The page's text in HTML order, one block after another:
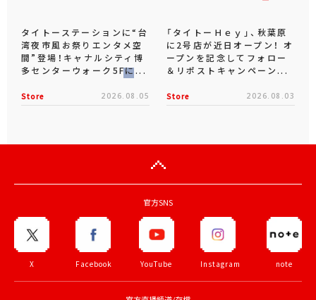
タイトーステーションに“台
湾夜市風お祭りエンタメ空
間”登場！キャナルシティ博
多センターウォーク5Fに...
Store 2026.08.05
「タイトーＨｅｙ」、秋葉原
に2号店が近日オープン！ オ
ープンを記念してフォロー
＆リポストキャンペーン...
Store 2026.08.03
官方SNS
X Facebook YouTube Instagram note